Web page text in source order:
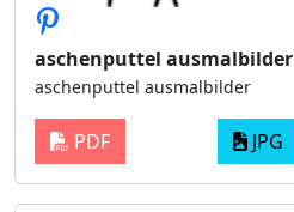
aschenputtel ausmalbilder
aschenputtel ausmalbilder
PDF JPG